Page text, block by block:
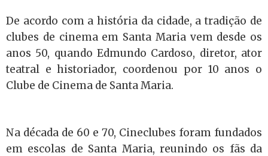
De acordo com a história da cidade, a tradição de
clubes de cinema em Santa Maria vem desde os
anos 50, quando Edmundo Cardoso, diretor, ator
teatral e historiador, coordenou por 10 anos o
Clube de Cinema de Santa Maria.
Na década de 60 e 70, Cineclubes foram fundados
em escolas de Santa Maria, reunindo os fãs da